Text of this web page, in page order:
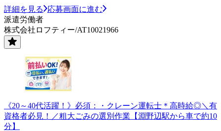
詳細を見る
応募画面に進む
派遣労働者
株式会社ロフティー/AT10021966
《20～40代活躍！》必須：・クレーン運転士＊高時給◎＼有
資格者必見！／粗大ごみの選別作業【淵野辺駅から車で約10
分】